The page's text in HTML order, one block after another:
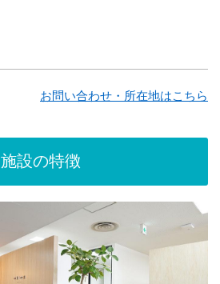
お問い合わせ・所在地はこちら
施設の特徴